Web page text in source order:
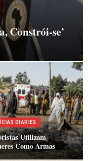
Constrói-se’
DIARIES
Utilizam
Como Armas